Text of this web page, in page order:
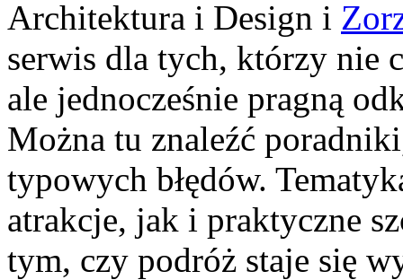
Architektura i Design i
serwis dla tych, którzy nie
ale jednocześnie pragną
Można tu znaleźć
typowych błędów.
atrakcje, jak i praktyczne
tym, czy podróż staje się